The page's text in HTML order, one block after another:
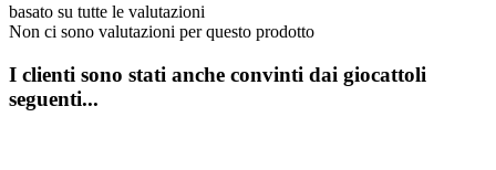
basato su tutte le valutazioni
Non ci sono valutazioni per questo prodotto
I clienti sono stati anche convinti dai giocattoli
seguenti...